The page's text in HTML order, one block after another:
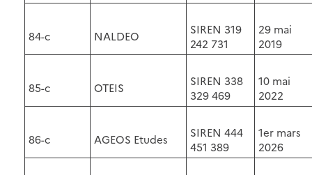
84-c NALDEO
SIREN 319
242 731
29 mai
2019
85-c OTEIS
SIREN 338
329 469
10 mai
2022
86-c AGEOS Etudes
SIREN 444
451 389
1er mars
2026